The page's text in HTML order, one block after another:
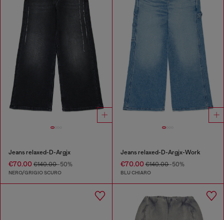
Jeans relaxed-D-Argjx
€70.00 €140.00-50%
NERO/GRIGIO SCURO
Jeans relaxed-D-Argjx-Work
€70.00€140.00-50%
BLU CHIARO